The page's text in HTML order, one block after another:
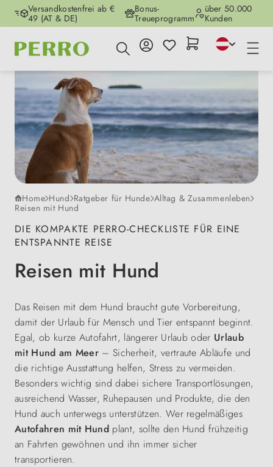
Zum Hauptinhalt springen
Versandkostenfrei ab €
49 (AT & DE)
Bonus-
Treueprogramm
über 50.000
Kunden
Home Hund Ratgeber für Hunde Alltag & Zusammenleben
Reisen mit Hund
DIE KOMPAKTE PERRO-CHECKLISTE FÜR EINE
ENTSPANNTE REISE
Reisen mit Hund
Das Reisen mit dem Hund braucht gute Vorbereitung,
damit der Urlaub für Mensch und Tier entspannt beginnt.
Egal, ob kurze Autofahrt, längerer Urlaub oder Urlaub
mit Hund am Meer – Sicherheit, vertraute Abläufe und
die richtige Ausstattung helfen, Stress zu vermeiden.
Besonders wichtig sind dabei sichere Transportlösungen,
ausreichend Wasser, Ruhepausen und Produkte, die den
Hund auch unterwegs unterstützen. Wer regelmäßiges
Autofahren mit Hund plant, sollte den Hund frühzeitig
an Fahrten gewöhnen und ihn immer sicher
transportieren.